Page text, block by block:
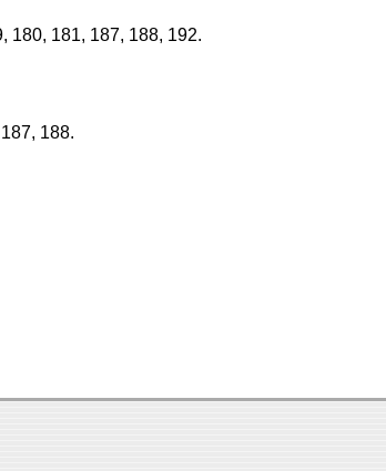
180, 181, 187, 188, 192.
188.